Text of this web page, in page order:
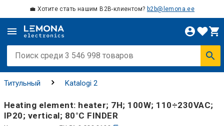
💼 Хотите стать нашим B2B-клиентом? b2b@lemona.ee
Титульный Katalogi 2
Heating element: heater; 7H; 100W; 110÷230VAC;
IP20; vertical; 80°C FINDER